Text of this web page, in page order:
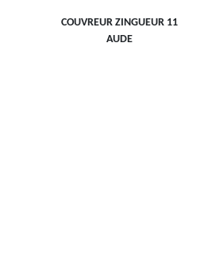
COUVREUR ZINGUEUR 11
AUDE